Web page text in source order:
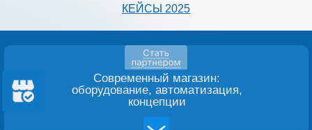
КЕЙСЫ 2025
Современный магазин:
оборудование, автоматизация,
концепции